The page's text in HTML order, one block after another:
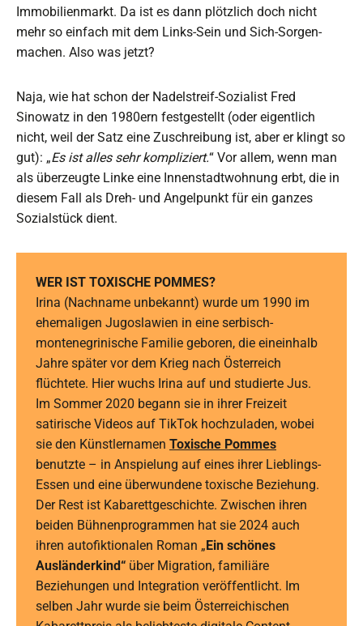
Immobilienmarkt. Da ist es dann plötzlich doch nicht
mehr so einfach mit dem Links-Sein und Sich-Sorgen-
machen. Also was jetzt?
Naja, wie hat schon der Nadelstreif-Sozialist Fred
Sinowatz in den 1980ern festgestellt (oder eigentlich
nicht, weil der Satz eine Zuschreibung ist, aber er klingt so
gut): „Es ist alles sehr kompliziert.“ Vor allem, wenn man
als überzeugte Linke eine Innenstadtwohnung erbt, die in
diesem Fall als Dreh- und Angelpunkt für ein ganzes
Sozialstück dient.
WER IST TOXISCHE POMMES?
Irina (Nachname unbekannt) wurde um 1990 im
ehemaligen Jugoslawien in eine serbisch-
montenegrinische Familie geboren, die eineinhalb
Jahre später vor dem Krieg nach Österreich
flüchtete. Hier wuchs Irina auf und studierte Jus.
Im Sommer 2020 begann sie in ihrer Freizeit
satirische Videos auf TikTok hochzuladen, wobei
sie den Künstlernamen Toxische Pommes
benutzte – in Anspielung auf eines ihrer Lieblings-
Essen und eine überwundene toxische Beziehung.
Der Rest ist Kabarettgeschichte. Zwischen ihren
beiden Bühnenprogrammen hat sie 2024 auch
ihren autofiktionalen Roman „Ein schönes
Ausländerkind“ über Migration, familiäre
Beziehungen und Integration veröffentlicht. Im
selben Jahr wurde sie beim Österreichischen